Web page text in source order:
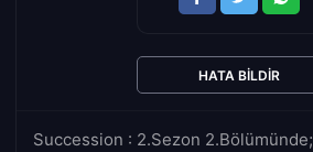
Succession : 2.Sezon 2.Bölümünde;
HATA BILDIR